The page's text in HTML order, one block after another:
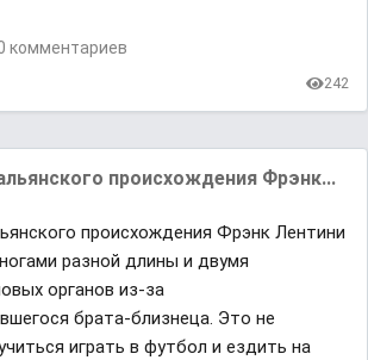
комментариев
242
происхождения Фрэнк...
происхождения Фрэнк Лентини
разной длины и двумя
органов из-за
брата-близнеца. Это не
играть в футбол и ездить на